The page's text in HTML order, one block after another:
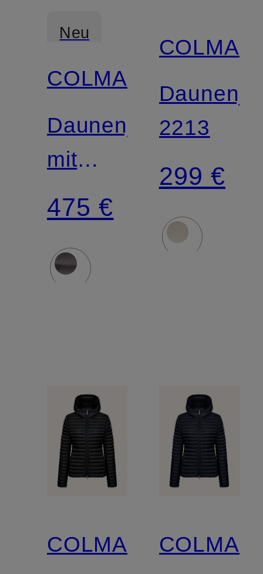
Neu
Zertifiziert
COLMAR
Daunenjacke
mit
abnehmbarer
Kapuze
475 €
COLMAR
2213
299 €
COLMAR
COLMAR